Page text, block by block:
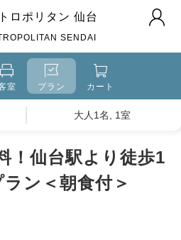
ロポリタン 仙台
SENDAI
室 プラン カート
大人1名, 1室
！仙台駅より徒歩1
ン＜朝食付＞